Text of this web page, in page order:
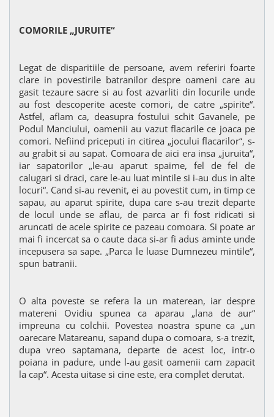
COMORILE „JURUITE“
Legat de disparitiile de persoane, avem referiri foarte
clare in povestirile batranilor despre oameni care au
gasit tezaure sacre si au fost azvarliti din locurile unde
au fost descoperite aceste comori, de catre „spirite“.
Astfel, aflam ca, deasupra fostului schit Gavanele, pe
Podul Manciului, oamenii au vazut flacarile ce joaca pe
comori. Nefiind priceputi in citirea „jocului flacarilor“, s-
au grabit si au sapat. Comoara de aici era insa „juruita“,
iar sapatorilor „le-au aparut spaime, fel de fel de
calugari si draci, care le-au luat mintile si i-au dus in alte
locuri“. Cand si-au revenit, ei au povestit cum, in timp ce
sapau, au aparut spirite, dupa care s-au trezit departe
de locul unde se aflau, de parca ar fi fost ridicati si
aruncati de acele spirite ce pazeau comoara. Si poate ar
mai fi incercat sa o caute daca si-ar fi adus aminte unde
incepusera sa sape. „Parca le luase Dumnezeu mintile“,
spun batranii.
O alta poveste se refera la un materean, iar despre
matereni Ovidiu spunea ca aparau „lana de aur“
impreuna cu colchii. Povestea noastra spune ca „un
oarecare Matareanu, sapand dupa o comoara, s-a trezit,
dupa vreo saptamana, departe de acest loc, intr-o
poiana in padure, unde l-au gasit oamenii cam zapacit
la cap“. Acesta uitase si cine este, era complet derutat.